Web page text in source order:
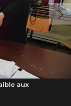
aux